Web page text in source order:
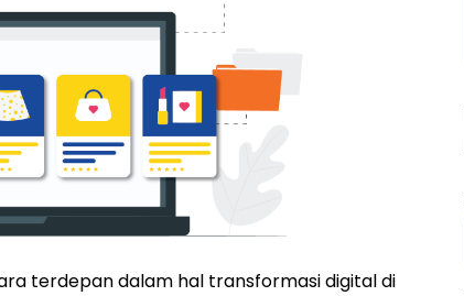
terdepan dalam hal transformasi digital di